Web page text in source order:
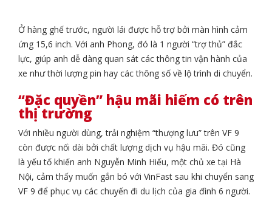
Ở hàng ghế trước, người lái được hỗ trợ bởi màn hình cảm
ứng 15,6 inch. Với anh Phong, đó là 1 người “trợ thủ” đắc
lực, giúp anh dễ dàng quan sát các thông tin vận hành của
xe như thời lượng pin hay các thông số về lộ trình di chuyển.
“Đặc quyền” hậu mãi hiếm có trên
thị trường
Với nhiều người dùng, trải nghiệm “thượng lưu” trên VF 9
còn được nối dài bởi chất lượng dịch vụ hậu mãi. Đó cũng
là yếu tố khiến anh Nguyễn Minh Hiếu, một chủ xe tại Hà
Nội, cảm thấy muốn gắn bó với VinFast sau khi chuyển sang
VF 9 để phục vụ các chuyến đi du lịch của gia đình 6 người.